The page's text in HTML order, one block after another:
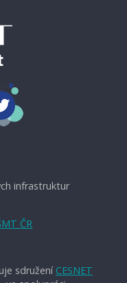
infrastruktur
ČR
sdružení CESNET